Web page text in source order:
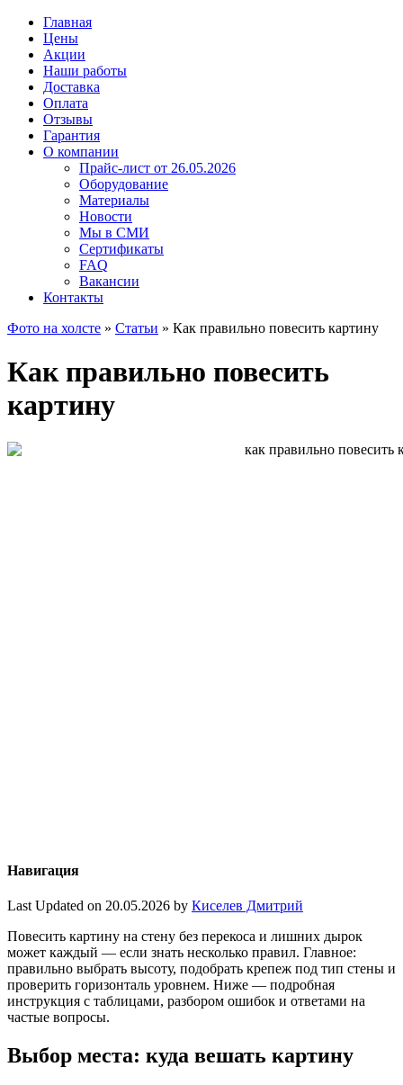
Главная
Цены
Акции
Наши работы
Доставка
Оплата
Отзывы
Гарантия
О компании
Прайс-лист от 26.05.2026
Оборудование
Материалы
Новости
Мы в СМИ
Сертификаты
FAQ
Вакансии
Контакты
Фото на холсте » Статьи » Как правильно повесить картину
Как правильно повесить
картину
Навигация
Last Updated on 20.05.2026 by Киселев Дмитрий
Повесить картину на стену без перекоса и лишних дырок
может каждый — если знать несколько правил. Главное:
правильно выбрать высоту, подобрать крепеж под тип стены и
проверить горизонталь уровнем. Ниже — подробная
инструкция с таблицами, разбором ошибок и ответами на
частые вопросы.
Выбор места: куда вешать картину